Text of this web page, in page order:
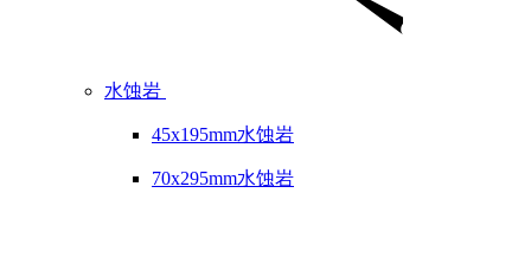
水蚀岩
45x195mm水蚀岩
70x295mm水蚀岩